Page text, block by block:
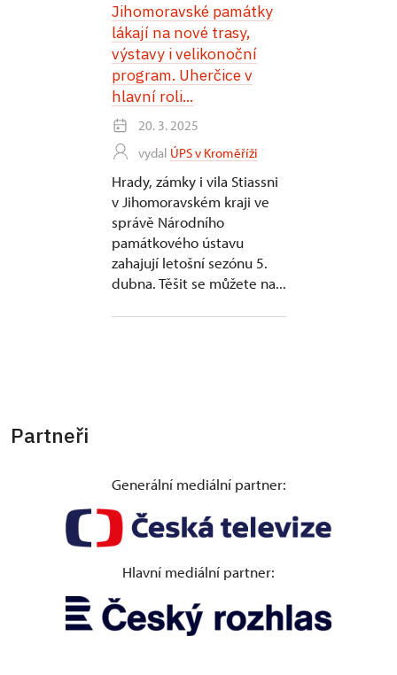
Jihomoravské památky
lákají na nové trasy,
výstavy i velikonoční
program. Uherčice v
hlavní roli...
20. 3. 2025
vydal ÚPS v Kroměříži
Hrady, zámky i vila Stiassni
v Jihomoravském kraji ve
správě Národního
památkového ústavu
zahajují letošní sezónu 5.
dubna. Těšit se můžete na...
Partneři
Generální mediální partner:
Hlavní mediální partner: